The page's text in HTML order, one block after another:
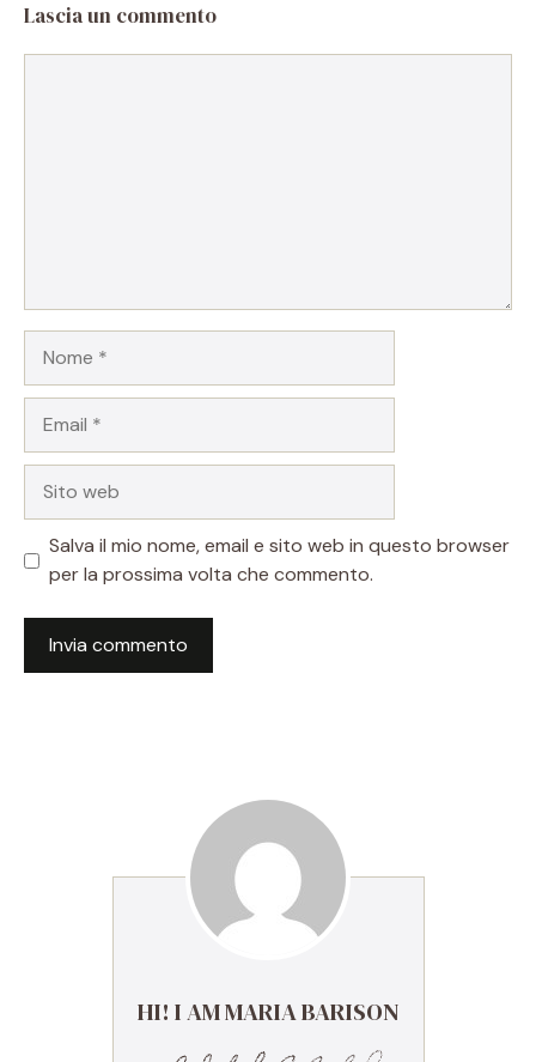
Lascia un commento
web
Salva il mio nome, email e sito web in questo browser
per la prossima volta che commento.
HI! I AM MARIA BARISON